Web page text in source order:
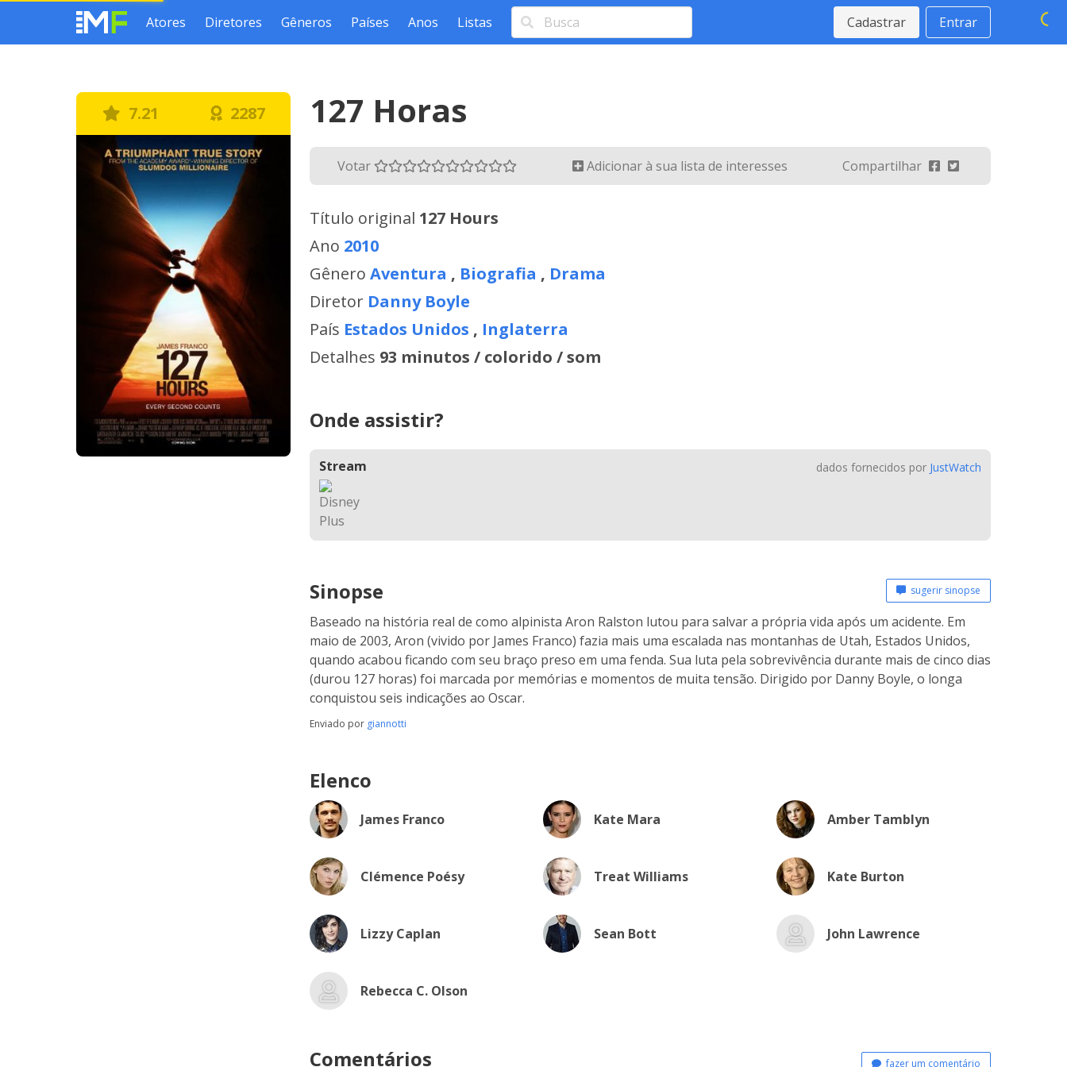
Atores Diretores Gêneros Países Anos Listas Cadastrar Entrar
7.21 2287 127 Horas
Votar Adicionar à sua lista de interesses Compartilhar
Título original 127 Hours
Ano 2010
Gênero Aventura , Biografia , Drama
Diretor Danny Boyle
País Estados Unidos , Inglaterra
Detalhes 93 minutos / colorido / som
Onde assistir?
Stream dados fornecidos por JustWatch
Sinopse sugerir sinopse
Baseado na história real de como alpinista Aron Ralston lutou para salvar a própria vida após um acidente. Em
maio de 2003, Aron (vivido por James Franco) fazia mais uma escalada nas montanhas de Utah, Estados Unidos,
quando acabou ficando com seu braço preso em uma fenda. Sua luta pela sobrevivência durante mais de cinco dias
(durou 127 horas) foi marcada por memórias e momentos de muita tensão. Dirigido por Danny Boyle, o longa
conquistou seis indicações ao Oscar.
Enviado por giannotti
Elenco
James Franco Kate Mara Amber Tamblyn
Clémence Poésy Treat Williams Kate Burton
Lizzy Caplan Sean Bott John Lawrence
Rebecca C. Olson
Comentários fazer um comentário